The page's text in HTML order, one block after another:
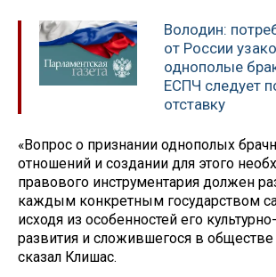
Володин:
от России
однополые
ЕСПЧ следует
отставку
«Вопрос о признании однополых
отношений и создании для этого
правового инструментария должен
каждым конкретным государством
исходя из особенностей его
развития и сложившегося в обществе
сказал Клишас.